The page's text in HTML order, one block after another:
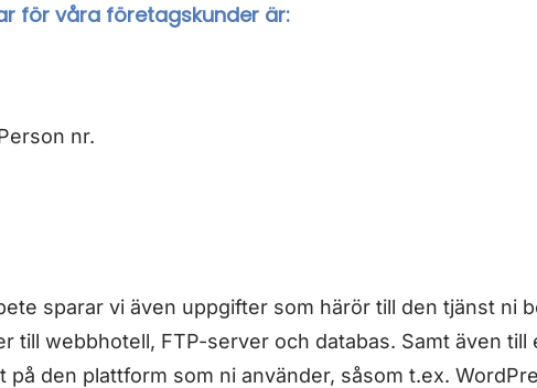
för våra företagskunder är:
nr.
sparar vi även uppgifter som härör till den tjänst ni
till webbhotell, FTP-server och databas. Samt även till
på den plattform som ni använder, såsom t.ex.